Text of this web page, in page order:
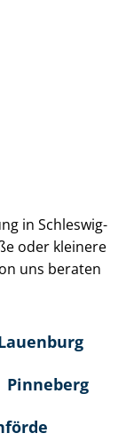
in Schleswig-
oder kleinere
uns beraten
Pinneberg